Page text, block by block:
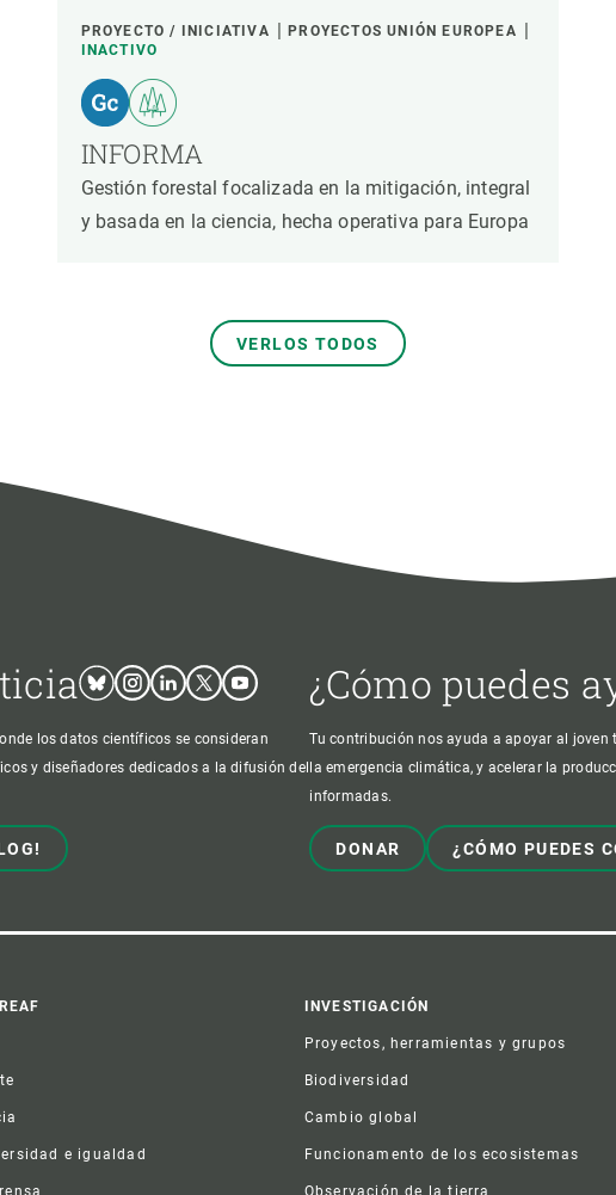
PROYECTO / INICIATIVA
PROYECTOS UNIÓN EUROPEA
INACTIVO
INFORMA
Gestión forestal focalizada en la mitigación, integral
y basada en la ciencia, hecha operativa para Europa
VERLOS TODOS
BlueskyInstagram
LinkedinTwitterYoutube
los datos científicos se consideran
y diseñadores dedicados a la difusión del
¿Cómo puedes
Tu contribución nos ayuda a apoyar al
la emergencia climática, y acelerar la
informadas.
DONAR ¿CÓMO PUEDES
e igualdad
INVESTIGACIÓN
Proyectos, herramientas y grupos
Biodiversidad
Cambio global
Funcionamento de los ecosistemas
Observación de la tierra